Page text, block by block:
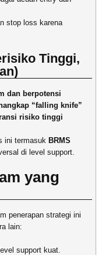
stop loss karena
Tinggi,
dan berpotensi
“falling knife”
risiko tinggi
ini termasuk BRMS
di level support.
yang
penerapan strategi ini
lain:
support kuat.